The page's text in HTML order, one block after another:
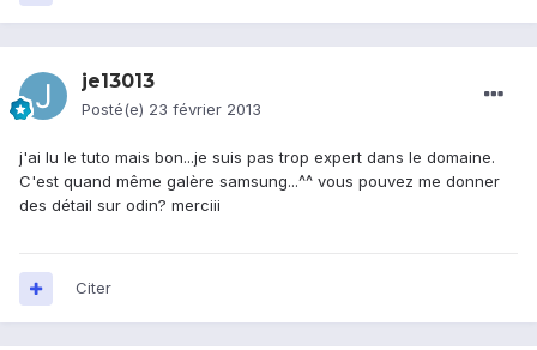
je13013
Posté(e) 23 février 2013
j'ai lu le tuto mais bon...je suis pas trop expert dans le domaine.
C'est quand même galère samsung...^^ vous pouvez me donner
des détail sur odin? merciii
Citer